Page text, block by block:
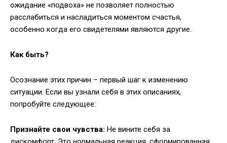
ожидание «подвоха» не позволяет полностью
расслабиться и насладиться моментом счастья,
особенно когда его свидетелями являются другие.
Как быть?
Осознание этих причин – первый шаг к изменению
ситуации. Если вы узнали себя в этих описаниях,
попробуйте следующее:
Признайте свои чувства: Не вините себя за